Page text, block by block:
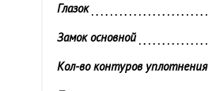
Глазок
Замок основной
Кол-во контуров уплотнения